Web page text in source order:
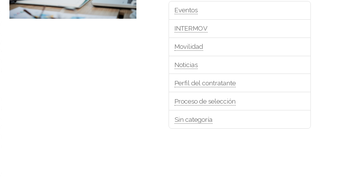
Eventos
INTERMOV
Movilidad
Noticias
Perfil del contratante
Proceso de selección
Sin categoría